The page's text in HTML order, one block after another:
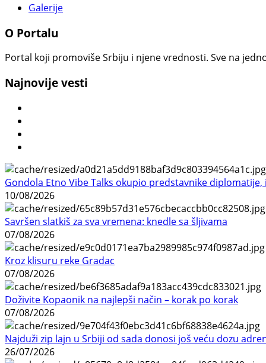
Galerije
O Portalu
Portal koji promoviše Srbiju i njene vrednosti. Sve na
Najnovije vesti
Gondola Etno Vibe Talks okupio predstavnike
10/08/2026
Savršen slatkiš za sva vremena: knedle sa šljivama
07/08/2026
Kroz klisuru reke Gradac
07/08/2026
Doživite Kopaonik na najlepši način – korak po korak
07/08/2026
Najduži zip lajn u Srbiji od sada donosi još veću dozu
26/07/2026